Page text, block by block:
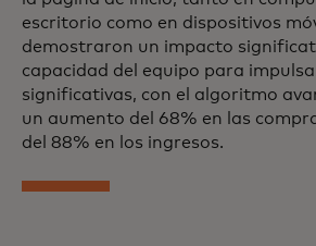
escritorio como en dispositivos
demostraron un impacto
capacidad del equipo para
significativas, con el algoritmo
un aumento del 68% en las
del 88% en los ingresos.